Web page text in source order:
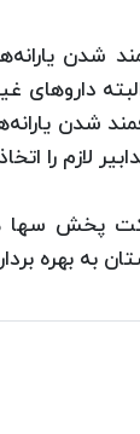
شدن
شدن
لازم را
پخش سها
به بهره